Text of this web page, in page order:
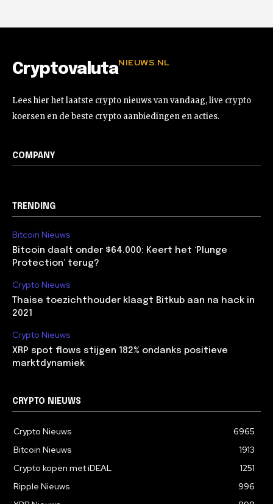
CryptovalutaNIEUWS.NL
Lees hier het laatste crypto nieuws van vandaag, live crypto
koersen en de beste crypto aanbiedingen en acties.
COMPANY
TRENDING
Bitcoin Nieuws
Bitcoin daalt onder $64.000: Keert het ‘Plunge
Protection’ terug?
Crypto Nieuws
Thaise toezichthouder klaagt Bitkub aan na hack in
2021
Crypto Nieuws
XRP spot flows stijgen 182% ondanks positieve
marktdynamiek
CRYPTO NIEUWS
Crypto Nieuws
6965
Bitcoin Nieuws
1913
Crypto kopen met iDEAL
1251
Ripple Nieuws
996